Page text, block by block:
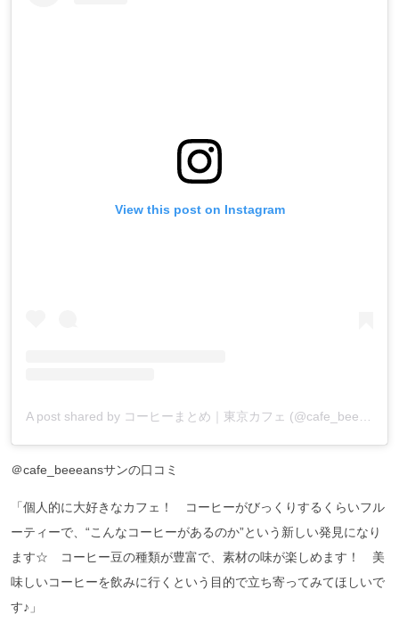
View this post on Instagram
＠cafe_beeeansサンの口コミ
「個人的に大好きなカフェ！ コーヒーがびっくりするくらいフル
ーティーで、“こんなコーヒーがあるのか”という新しい発見になり
ます☆ コーヒー豆の種類が豊富で、素材の味が楽しめます！ 美
味しいコーヒーを飲みに行くという目的で立ち寄ってみてほしいで
す♪」